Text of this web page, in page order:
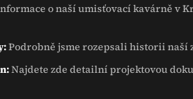
o naší umisťovací kavárně v
Podrobně jsme rozepsali historii naší
Najdete zde detailní projektovou